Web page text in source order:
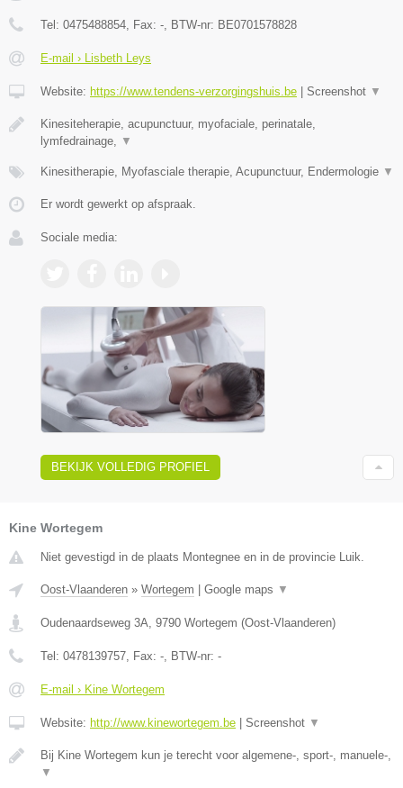
Tel: 0475488854, Fax: -, BTW-nr: BE0701578828
E-mail › Lisbeth Leys
Website: https://www.tendens-verzorgingshuis.be Screenshot ▼
Kinesiteherapie, acupunctuur, myofaciale, perinatale,
lymfedrainage, ▼
Kinesitherapie, Myofasciale therapie, Acupunctuur, Endermologie ▼
Er wordt gewerkt op afspraak.
Sociale media:
BEKIJK VOLLEDIG PROFIEL
Kine Wortegem
Niet gevestigd in de plaats Montegnee en in de provincie Luik.
Oost-Vlaanderen » Wortegem Google maps ▼
Oudenaardseweg 3A, 9790 Wortegem (Oost-Vlaanderen)
Tel: 0478139757, Fax: -, BTW-nr: -
E-mail › Kine Wortegem
Website: http://www.kinewortegem.be Screenshot ▼
Bij Kine Wortegem kun je terecht voor algemene-, sport-, manuele-,
▼